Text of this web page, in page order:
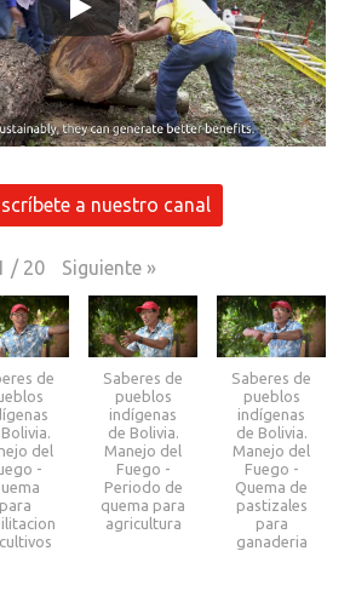
a nuestro canal
/ 20 Siguiente »
de
del
-
para
Saberes de
pueblos
indígenas
de Bolivia.
Manejo del
Fuego -
Periodo de
quema para
agricultura
Saberes de
pueblos
indígenas
de Bolivia.
Manejo del
Fuego -
Quema de
pastizales
para
ganaderia